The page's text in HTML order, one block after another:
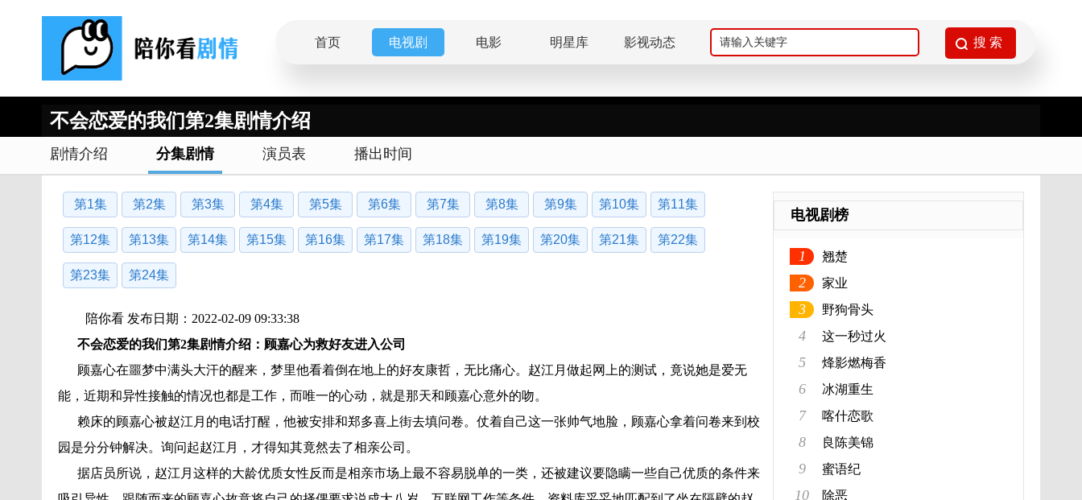
首页 电视剧 电影 明星库 影视动态
不会恋爱的我们第2集剧情介绍
剧情介绍 分集剧情 演员表 播出时间
第1集 第2集 第3集 第4集 第5集 第6集 第7集 第8集 第9集 第10集 第11集
第12集 第13集 第14集 第15集 第16集 第17集 第18集 第19集 第20集 第21集 第22集
第23集 第24集
陪你看 发布日期：2022-02-09 09:33:38
不会恋爱的我们第2集剧情介绍：顾嘉心为救好友进入公司
顾嘉心在噩梦中满头大汗的醒来，梦里他看着倒在地上的好友康哲，无比痛心。赵江月做起网上的测试，竟说她是爱无
能，近期和异性接触的情况也都是工作，而唯一的心动，就是那天和顾嘉心意外的吻。
赖床的顾嘉心被赵江月的电话打醒，他被安排和郑多喜上街去填问卷。仗着自己这一张帅气地脸，顾嘉心拿着问卷来到校
园是分分钟解决。询问起赵江月，才得知其竟然去了相亲公司。
据店员所说，赵江月这样的大龄优质女性反而是相亲市场上最不容易脱单的一类，还被建议要隐瞒一些自己优质的条件来
电视剧榜
1 翘楚
2 家业
3 野狗骨头
4 这一秒过火
5 烽影燃梅香
6 冰湖重生
7 喀什恋歌
8 良陈美锦
9 蜜语纪
10 除恶